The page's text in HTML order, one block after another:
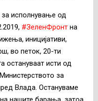
исполнување од
#ЗеленФронт на
иницијативи,
во петок, 20-ти
остануваат исти од
за
Влада. Остануваме